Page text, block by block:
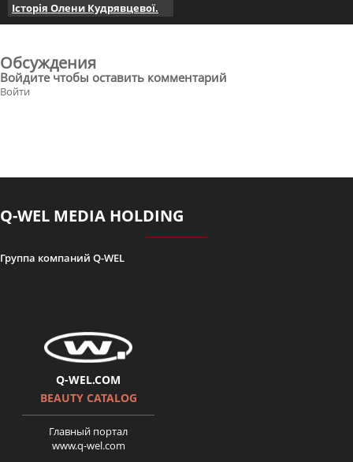
Історія Олени Кудрявцевої.
Поверніть мені красу. серія 4
Поверніть мені красу. серія 5
7 серия Ольга Дротюк
Обсуждения
Войдите чтобы оставить комментарий
Войти
Q-WEL MEDIA HOLDING
Группа компаний Q-WEL
Q-WEL.COM
BEAUTY CATALOG
Главный портал
www.q-wel.com